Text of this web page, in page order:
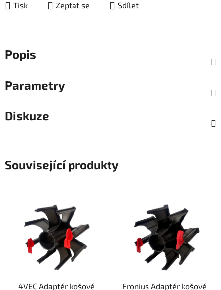
Tisk Zeptat se Sdílet
Popis
Parametry
Diskuze
Související produkty
4VEC Adaptér košové
Fronius Adaptér košové